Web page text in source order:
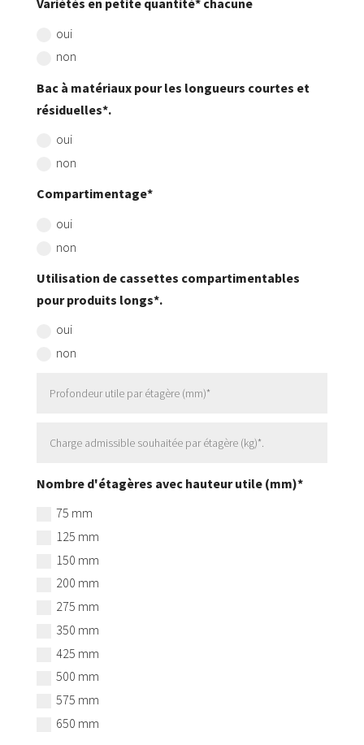
Variétés en petite quantité* chacune
oui
non
Bac à matériaux pour les longueurs courtes et
résiduelles*.
oui
non
Compartimentage*
oui
non
Utilisation de cassettes compartimentables
pour produits longs*.
oui
non
Nombre d'étagères avec hauteur utile (mm)*
75 mm
125 mm
150 mm
200 mm
275 mm
350 mm
425 mm
500 mm
575 mm
650 mm